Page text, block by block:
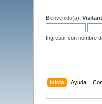
Bienvenido(a),
Ingresar con nombre
Inicio Ayuda